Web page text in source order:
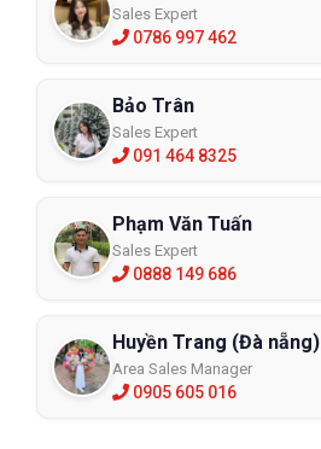
Sales Expert
0786 997 462
Bảo Trân
Sales Expert
091 464 8325
Phạm Văn Tuấn
Sales Expert
0888 149 686
Huyền Trang (Đà nẵng)
Area Sales Manager
0905 605 016